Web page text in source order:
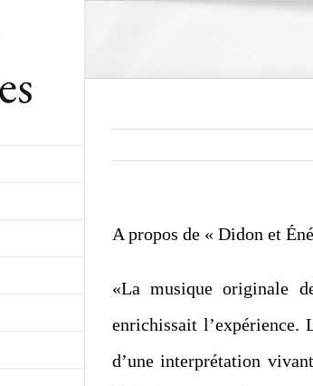
A propos de « Didon et
«La musique originale
enrichissait l’expérience.
d’une interprétation